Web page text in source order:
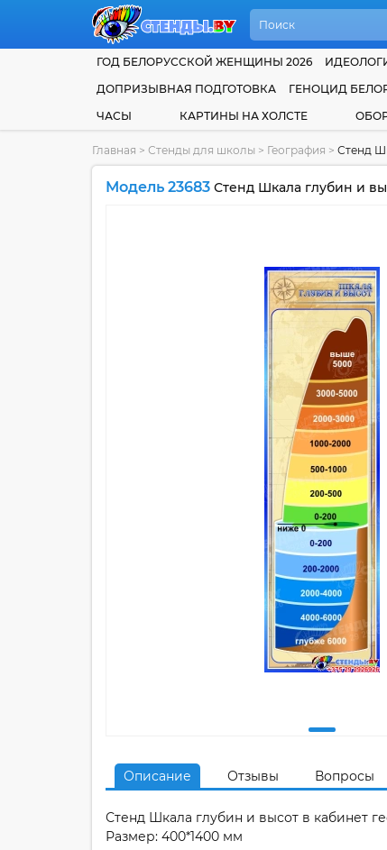
ГОД БЕЛОРУССКОЙ ЖЕНЩИНЫ 2026
ДОПРИЗЫВНАЯ ПОДГОТОВКА
ГЕНОЦИД
ЧАСЫ
КАРТИНЫ НА ХОЛСТЕ
Главная > Стенды для школы > География > Стенд
Модель 23683 Стенд Шкала глубин и
Описание Отзывы Вопросы
Стенд Шкала глубин и высот в кабинет
Размер: 400*1400 мм